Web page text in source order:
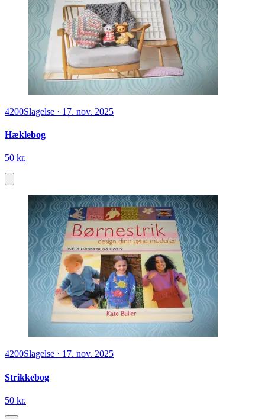
4200Slagelse · 17. nov. 2025
Hæklebog
50 kr.
4200Slagelse · 17. nov. 2025
Strikkebog
50 kr.